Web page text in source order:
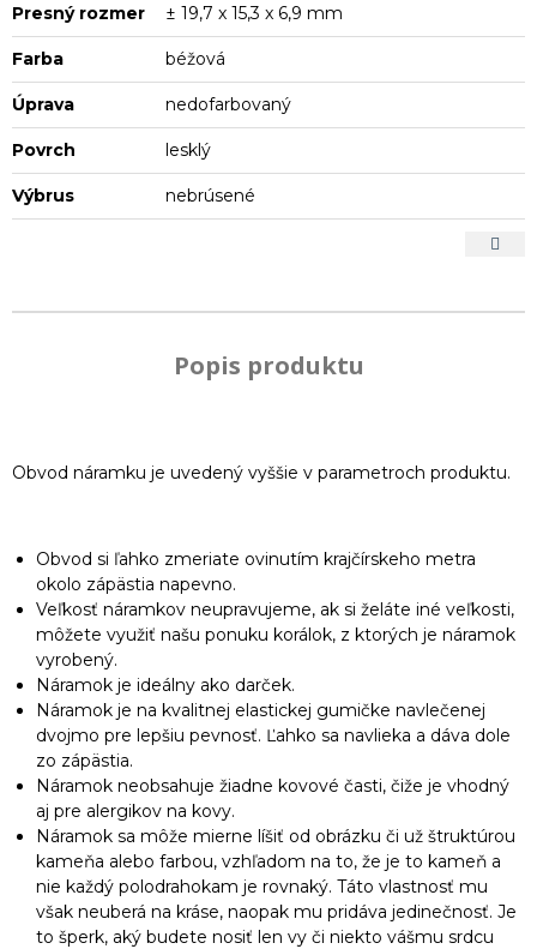
Presný rozmer ± 19,7 x 15,3 x 6,9 mm
Farba béžová
Úprava nedofarbovaný
Povrch lesklý
Výbrus nebrúsené
Popis produktu
Obvod náramku je uvedený vyššie v parametroch produktu.
Obvod si ľahko zmeriate ovinutím krajčírskeho metra
okolo zápästia napevno.
Veľkosť náramkov neupravujeme, ak si želáte iné veľkosti,
môžete využiť našu ponuku korálok, z ktorých je náramok
vyrobený.
Náramok je ideálny ako darček.
Náramok je na kvalitnej elastickej gumičke navlečenej
dvojmo pre lepšiu pevnosť. Ľahko sa navlieka a dáva dole
zo zápästia.
Náramok neobsahuje žiadne kovové časti, čiže je vhodný
aj pre alergikov na kovy.
Náramok sa môže mierne líšiť od obrázku či už štruktúrou
kameňa alebo farbou, vzhľadom na to, že je to kameň a
nie každý polodrahokam je rovnaký. Táto vlastnosť mu
však neuberá na kráse, naopak mu pridáva jedinečnosť. Je
to šperk, aký budete nosiť len vy či niekto vášmu srdcu